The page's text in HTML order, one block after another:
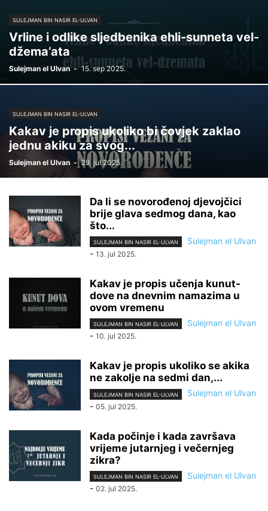
SULEJMAN BIN NASIR EL-ULVAN
Vrline i odlike sljedbenika ehli-sunneta vel-
džema’ata
Sulejman el Ulvan - 15. sep 2025.
SULEJMAN BIN NASIR EL-ULVAN
Kakav je propis ukoliko bi čovjek zaklao
jednu akiku za svog...
Sulejman el Ulvan - 29. jul 2025.
Da li se novorođenoj djevojčici
brije glava sedmog dana, kao
što...
SULEJMAN BIN NASIR EL-ULVAN
Sulejman el Ulvan
- 13. jul 2025.
Kakav je propis učenja kunut-
dove na dnevnim namazima u
ovom vremenu
SULEJMAN BIN NASIR EL-ULVAN
Sulejman el Ulvan
- 10. jul 2025.
Kakav je propis ukoliko se akika
ne zakolje na sedmi dan,...
SULEJMAN BIN NASIR EL-ULVAN
Sulejman el Ulvan
- 05. jul 2025.
Kada počinje i kada završava
vrijeme jutarnjeg i večernjeg
zikra?
SULEJMAN BIN NASIR EL-ULVAN
Sulejman el Ulvan
- 02. jul 2025.